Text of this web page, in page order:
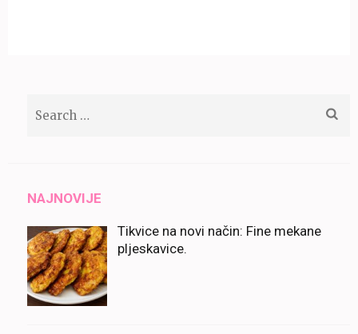
NAJNOVIJE
Tikvice na novi način: Fine mekane
pljeskavice.